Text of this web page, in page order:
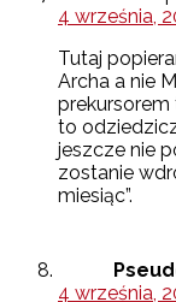
4 września,
Tutaj
Archa a nie
prekursorem
to
jeszcze nie
zostanie
miesiąc”.
4 września,